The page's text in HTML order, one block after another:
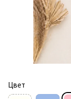
Цвет